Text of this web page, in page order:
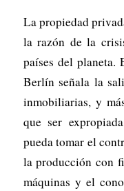
La propiedad
la razón de la
países del
Berlín señala la
inmobiliarias, y
que ser
pueda tomar el
la producción con
máquinas y el